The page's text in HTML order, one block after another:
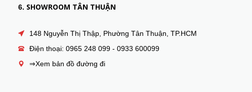
6. SHOWROOM TÂN THUẬN
148 Nguyễn Thị Thập, Phường Tân Thuận, TP.HCM
Điện thoại: 0965 248 099 - 0933 600099
⇒Xem bản đồ đường đi